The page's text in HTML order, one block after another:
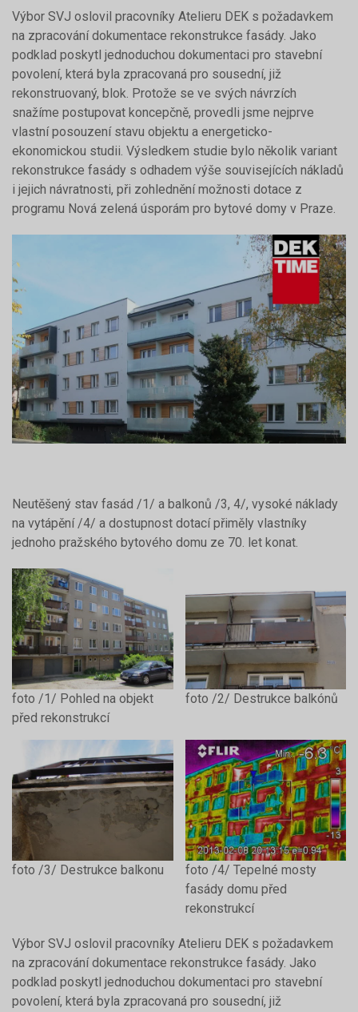
Výbor SVJ oslovil pracovníky Atelieru DEK s požadavkem
na zpracování dokumentace rekonstrukce fasády. Jako
podklad poskytl jednoduchou dokumentaci pro stavební
povolení, která byla zpracovaná pro sousední, již
rekonstruovaný, blok. Protože se ve svých návrzích
snažíme postupovat koncepčně, provedli jsme nejprve
vlastní posouzení stavu objektu a energeticko-
ekonomickou studii. Výsledkem studie bylo několik variant
rekonstrukce fasády s odhadem výše souvisejících nákladů
i jejich návratnosti, při zohlednění možnosti dotace z
programu Nová zelená úsporám pro bytové domy v Praze.
Neutěšený stav fasád /1/ a balkonů /3, 4/, vysoké náklady
na vytápění /4/ a dostupnost dotací přiměly vlastníky
jednoho pražského bytového domu ze 70. let konat.
foto /1/ Pohled na objekt
před rekonstrukcí
foto /2/ Destrukce balkónů
foto /3/ Destrukce balkonu
foto /4/ Tepelné mosty
fasády domu před
rekonstrukcí
Výbor SVJ oslovil pracovníky Atelieru DEK s požadavkem
na zpracování dokumentace rekonstrukce fasády. Jako
podklad poskytl jednoduchou dokumentaci pro stavební
povolení, která byla zpracovaná pro sousední, již